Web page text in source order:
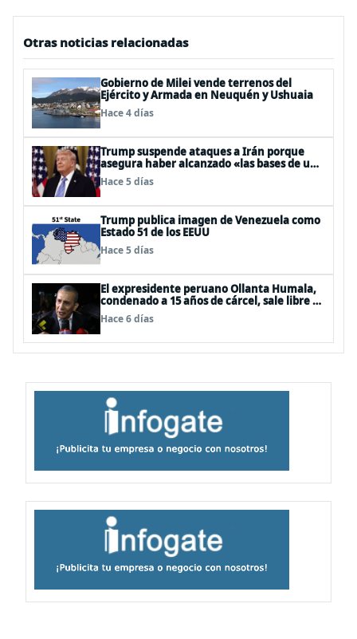
Otras noticias relacionadas
Gobierno de Milei vende terrenos del
Ejército y Armada en Neuquén y Ushuaia
Hace 4 días
Trump suspende ataques a Irán porque
asegura haber alcanzado «las bases de un
acuerdo»
Hace 5 días
Trump publica imagen de Venezuela como
Estado 51 de los EEUU
Hace 5 días
El expresidente peruano Ollanta Humala,
condenado a 15 años de cárcel, sale libre al
anularse su caso
Hace 6 días